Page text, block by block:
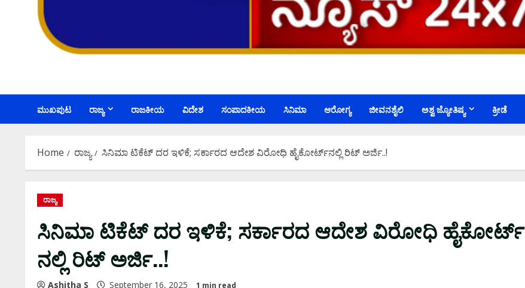
ಮುಖಪುಟ ರಾಜ್ಯ ರಾಜಕೀಯ ವಿದೇಶ ಸಂಪಾದಕೀಯ ಸಿನಿಮಾ ಆರೋಗ್ಯ ಜೀವನಶೈಲಿ ಅಶ್ವ ಜ್ಯೋತಿಷ್ಯ ಕ್ರೀಡೆ
Home ರಾಜ್ಯ ಸಿನಿಮಾ ಟಿಕೆಟ್ ದರ ಇಳಿಕೆ; ಸರ್ಕಾರದ ಆದೇಶ ವಿರೋಧಿ ಹೈಕೋರ್ಟ್​​ನಲ್ಲಿ ರಿಟ್ ಅರ್ಜಿ..!
ರಾಜ್ಯ
ಸಿನಿಮಾ ಟಿಕೆಟ್ ದರ ಇಳಿಕೆ; ಸರ್ಕಾರದ ಆದೇಶ ವಿರೋಧಿ ಹೈಕೋರ್ಟ್​​
ನಲ್ಲಿ ರಿಟ್ ಅರ್ಜಿ..!
Ashitha S September 16, 2025 1 min read